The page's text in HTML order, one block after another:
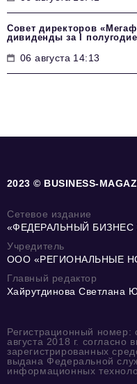
Совет директоров
дивиденды за I
06 августа 14:13
2023 © BUSINESS-
Сетевое издание
«ФЕДЕРАЛЬНЫЙ БИЗНЕС
Учредитель
ООО «РЕГИОНАЛЬНЫЕ
Главный редактор
Хайрутдинова Светлана
Регистрационный
августа 2018 г. согласно
зарегистрированных
выдана Федеральной
информационных